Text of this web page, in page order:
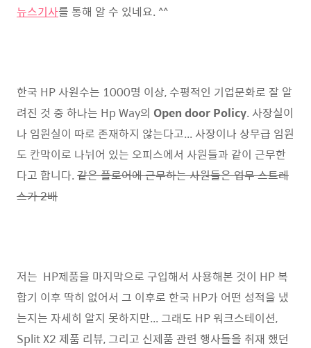
뉴스기사를 통해 알 수 있네요. ^^
한국 HP 사원수는 1000명 이상, 수평적인 기업문화로 잘 알
려진 것 중 하나는 Hp Way의 Open door Policy. 사장실이
나 임원실이 따로 존재하지 않는다고... 사장이나 상무급 임원
도 칸막이로 나뉘어 있는 오피스에서 사원들과 같이 근무한
다고 합니다. 같은 플로어에 근무하는 사원들은 업무 스트레
스가 2배
저는 HP제품을 마지막으로 구입해서 사용해본 것이 HP 복
합기 이후 딱히 없어서 그 이후로 한국 HP가 어떤 성적을 냈
는지는 자세히 알지 못하지만... 그래도 HP 워크스테이션,
Split X2 제품 리뷰, 그리고 신제품 관련 행사들을 취재 했던